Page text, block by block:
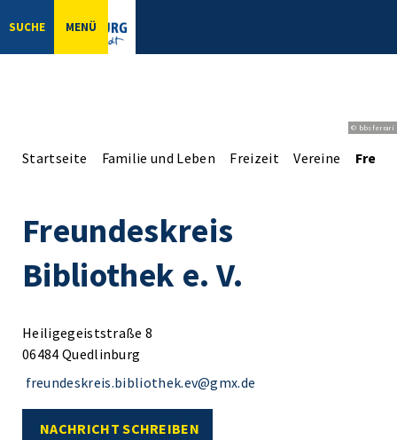
SUCHE MENÜ
© bbsferrari
Startseite Familie und Leben Freizeit Vereine
Freundeskreis
Bibliothek e. V.
Heiligegeiststraße 8
06484 Quedlinburg
freundeskreis.bibliothek.ev@gmx.de
NACHRICHT SCHREIBEN